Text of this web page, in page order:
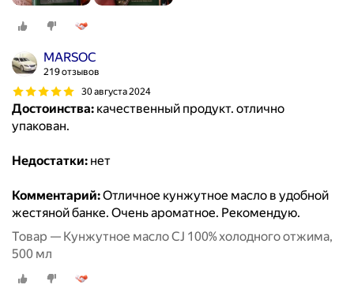
MARSOC
219 отзывов
30 августа 2024
Достоинства: качественный продукт. отлично
упакован.
Недостатки: нет
Комментарий:Отличное кунжутное масло в удобной
жестяной банке. Очень ароматное. Рекомендую.
Товар — Кунжутное масло CJ 100% холодного отжима,
500 мл